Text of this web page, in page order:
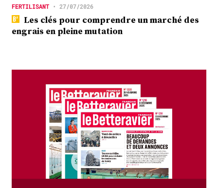
FERTILISANT • 27/07/2026
Les clés pour comprendre un marché des
engrais en pleine mutation